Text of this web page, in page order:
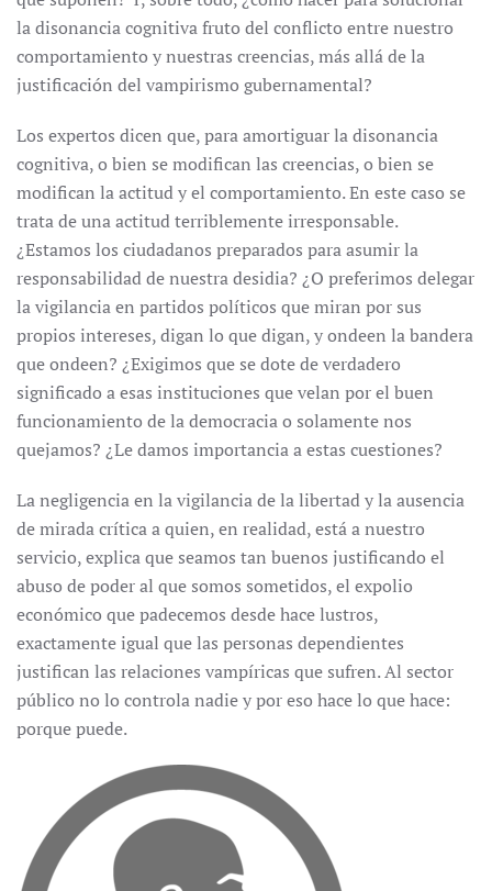
la disonancia cognitiva fruto del conflicto entre nuestro
comportamiento y nuestras creencias, más allá de la
justificación del vampirismo gubernamental?
Los expertos dicen que, para amortiguar la disonancia
cognitiva, o bien se modifican las creencias, o bien se
modifican la actitud y el comportamiento. En este caso se
trata de una actitud terriblemente irresponsable.
¿Estamos los ciudadanos preparados para asumir la
responsabilidad de nuestra desidia? ¿O preferimos delegar
la vigilancia en partidos políticos que miran por sus
propios intereses, digan lo que digan, y ondeen la bandera
que ondeen? ¿Exigimos que se dote de verdadero
significado a esas instituciones que velan por el buen
funcionamiento de la democracia o solamente nos
quejamos? ¿Le damos importancia a estas cuestiones?
La negligencia en la vigilancia de la libertad y la ausencia
de mirada crítica a quien, en realidad, está a nuestro
servicio, explica que seamos tan buenos justificando el
abuso de poder al que somos sometidos, el expolio
económico que padecemos desde hace lustros,
exactamente igual que las personas dependientes
justifican las relaciones vampíricas que sufren. Al sector
público no lo controla nadie y por eso hace lo que hace:
porque puede.